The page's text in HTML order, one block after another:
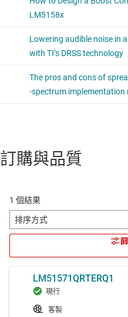
訂購與品質